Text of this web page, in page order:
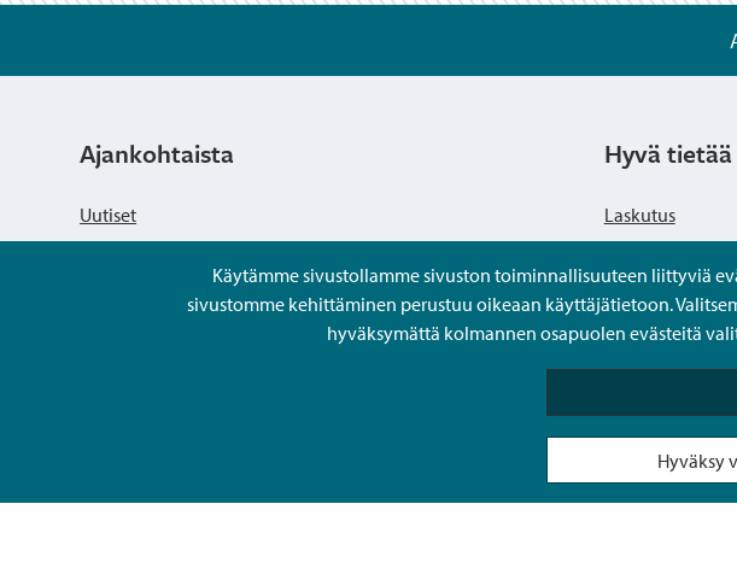
Käytämme sivustollamme sivuston toiminnallisuuteen liittyviä
sivustomme kehittäminen perustuu oikeaan käyttäjätietoon.
hyväksymättä kolmannen osapuolen evästeitä
Hyväksy
Ajankohtaista
Uutiset
Hyvä tietää
Laskutus
Usein kysytyt
Puolesta-